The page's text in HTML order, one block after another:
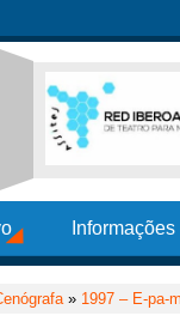
» 1997 – E-pa-